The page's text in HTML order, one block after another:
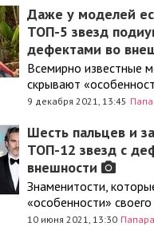
Даже у моделей
ТОП-5 звезд
дефектами во
Всемирно известные
скрывают
9 декабря 2021, 13:45
Шесть пальцев и
ТОП-12 звезд с
внешности
Знаменитости,
«особенности» своего
10 июня 2021, 13:30